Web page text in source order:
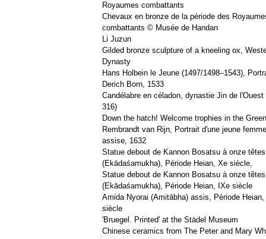
Royaumes combattants
Chevaux en bronze de la période des
combattants © Musée de Handan
Li Juzun
Gilded bronze sculpture of a kneeling ox,
Dynasty
Hans Holbein le Jeune (1497/1498–1543),
Derich Born, 1533
Candélabre en céladon, dynastie Jin de l'Ouest
316)
Down the hatch! Welcome trophies in the
Rembrandt van Rijn, Portrait d'une jeune femme
assise, 1632
Statue debout de Kannon Bosatsu à onze têtes
(Ekādaśamukha), Période Heian, Xe siècle,
Statue debout de Kannon Bosatsu à onze têtes
(Ekādaśamukha), Période Heian, IXe siècle
Amida Nyorai (Amitābha) assis, Période
siècle
'Bruegel. Printed' at the Städel Museum
Chinese ceramics from The Peter and Mary